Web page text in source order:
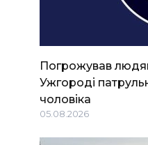
Погрожував
Ужгороді
чоловіка
05.08.2026